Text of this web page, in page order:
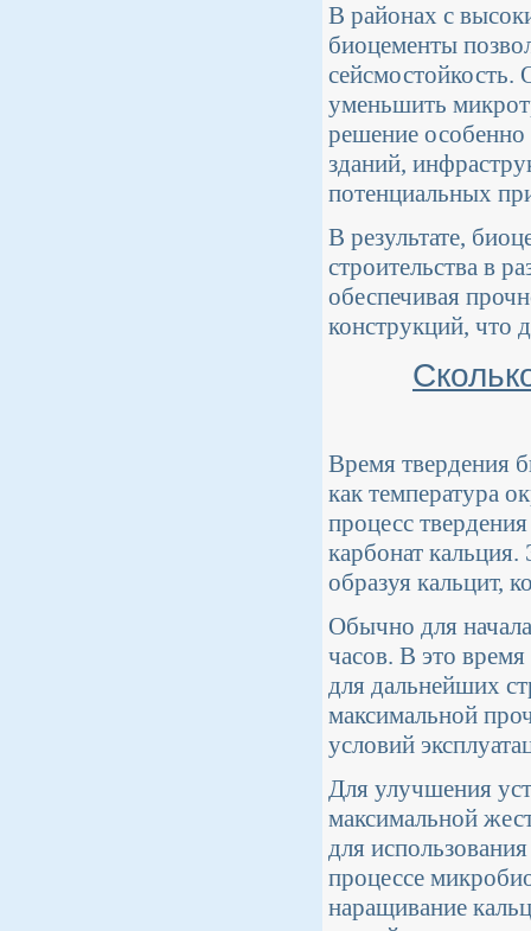
В районах с
биоцементы
сейсмостойкость.
уменьшить
решение
зданий,
потенциальных
В результате,
строительства в
обеспечивая
конструкций, что
Время твердения
как температура
процесс
карбонат
образуя кальцит,
Обычно для
часов. В это
для дальнейших
максимальной
условий
Для улучшения
максимальной
для
процессе
наращивание